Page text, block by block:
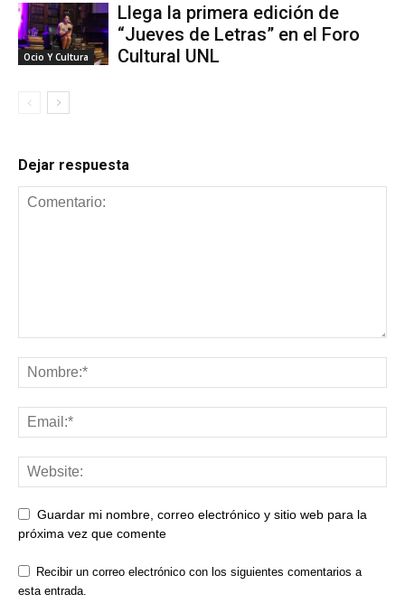
Ocio Y Cultura
Llega la primera edición de
“Jueves de Letras” en el Foro
Cultural UNL
Dejar respuesta
Guardar mi nombre, correo electrónico y sitio web para la
próxima vez que comente
Recibir un correo electrónico con los siguientes comentarios a
esta entrada.